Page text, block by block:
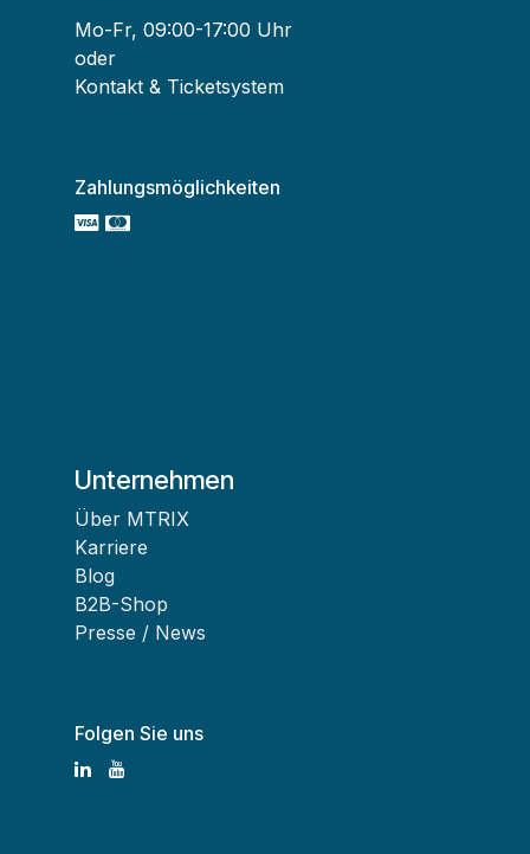
Mo-Fr, 09:00-17:00 Uhr
oder
Kontakt & Ticketsystem
Zahlungsmöglichkeiten
Unternehmen
Über MTRIX
Karriere
Blog
B2B-Shop
Presse / News
Folgen Sie uns